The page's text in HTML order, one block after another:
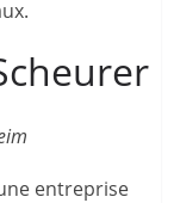
entreprise